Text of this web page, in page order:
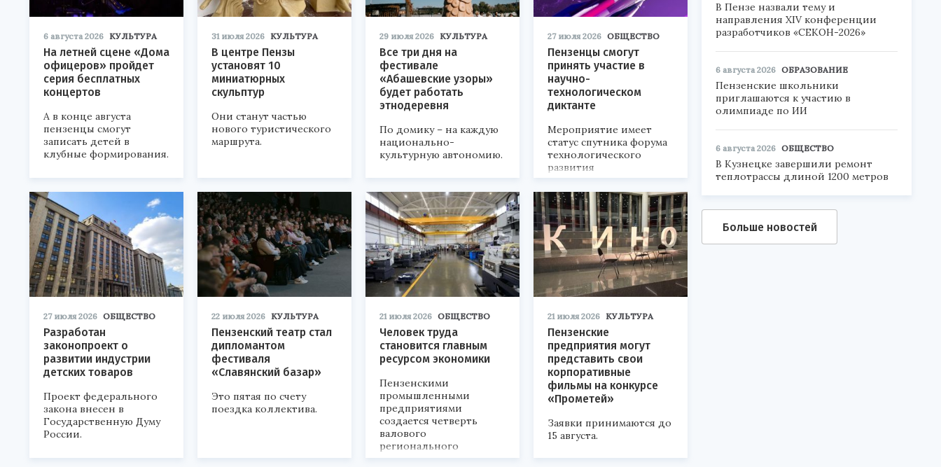
6 августа 2026 КУЛЬТУРА
На летней сцене «Дома
офицеров» пройдет
серия бесплатных
концертов
А в конце августа
пензенцы смогут
записать детей в
клубные формирования.
31 июля 2026 КУЛЬТУРА
В центре Пензы
установят 10
миниатюрных
скульптур
Они станут частью
нового туристического
маршрута.
29 июля 2026 КУЛЬТУРА
Все три дня на
фестивале
«Абашевские узоры»
будет работать
этнодеревня
По домику – на каждую
национально-
культурную автономию.
27 июля 2026 ОБЩЕСТВО
Пензенцы смогут
принять участие в
научно-
технологическом
диктанте
Мероприятие имеет
статус спутника форума
технологического
развития
«Технопром-2026».
27 июля 2026 ОБЩЕСТВО
Разработан
законопроект о
развитии индустрии
детских товаров
Проект федерального
закона внесен в
Государственную Думу
России.
22 июля 2026 КУЛЬТУРА
Пензенский театр стал
дипломантом
фестиваля
«Славянский базар»
Это пятая по счету
поездка коллектива.
21 июля 2026 ОБЩЕСТВО
Человек труда
становится главным
ресурсом экономики
Пензенскими
промышленными
предприятиями
создается четверть
валового
регионального
продукта и
21 июля 2026 КУЛЬТУРА
Пензенские
предприятия могут
представить свои
корпоративные
фильмы на конкурсе
«Прометей»
Заявки принимаются до
15 августа.
В Пензе назвали тему и
направления XIV конференции
разработчиков «СЕКОН-2026»
6 августа 2026 ОБРАЗОВАНИЕ
Пензенские школьники
приглашаются к участию в
олимпиаде по ИИ
6 августа 2026 ОБЩЕСТВО
В Кузнецке завершили ремонт
теплотрассы длиной 1200 метров
Больше новостей